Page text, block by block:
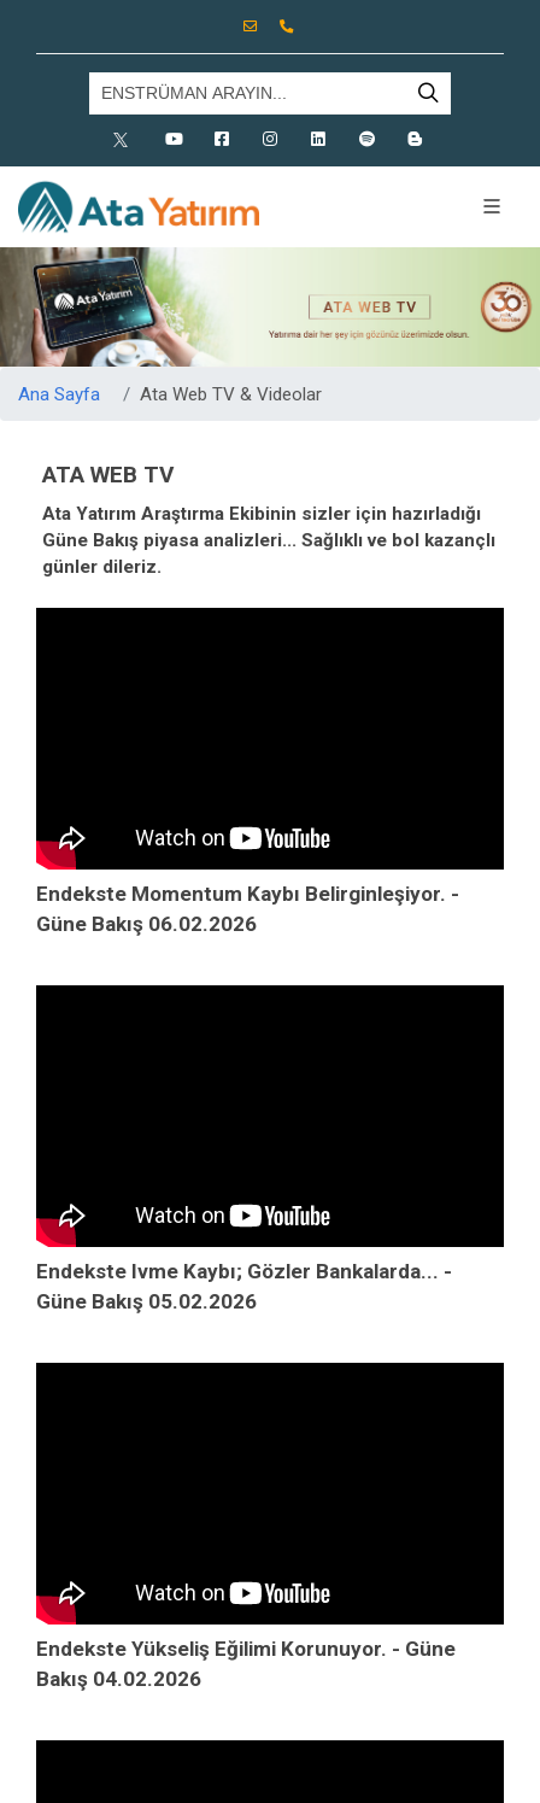
X Youtube FacebookInstagramLinkedinSpotify
Ana Sayfa Ata Web TV & Videolar
ATA WEB TV
Ata Yatırım Araştırma Ekibinin sizler için hazırladığı
Güne Bakış piyasa analizleri... Sağlıklı ve bol kazançlı
günler dileriz.
Endekste Momentum Kaybı Belirginleşiyor. -
Güne Bakış 06.02.2026
Endekste Ivme Kaybı; Gözler Bankalarda... -
Güne Bakış 05.02.2026
Endekste Yükseliş Eğilimi Korunuyor. - Güne
Bakış 04.02.2026